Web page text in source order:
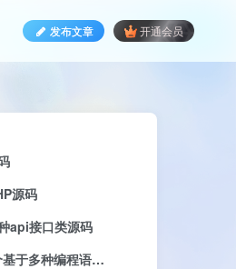
发布文章 开通会员
源码
api接口类源码
姬长信API 一个基于多种编程语言开源免费不限制提供生活常用,出行服务,开发工具,金融服务,通讯服务和公益大数据的平台